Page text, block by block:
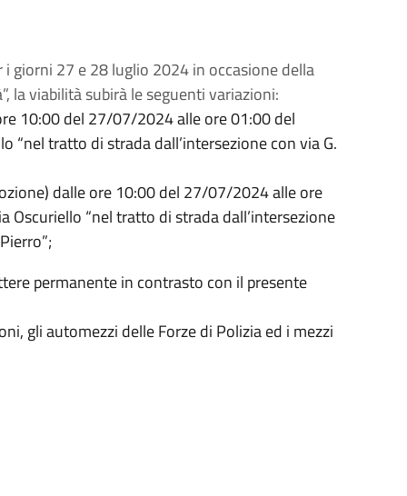
giorni 27 e 28 luglio 2024 in occasione della
la viabilità subirà le seguenti variazioni:
10:00 del 27/07/2024 alle ore 01:00 del
“nel tratto di strada dall’intersezione con via G.
dalle ore 10:00 del 27/07/2024 alle ore
“nel tratto di strada dall’intersezione
permanente in contrasto con il presente
gli automezzi delle Forze di Polizia ed i mezzi